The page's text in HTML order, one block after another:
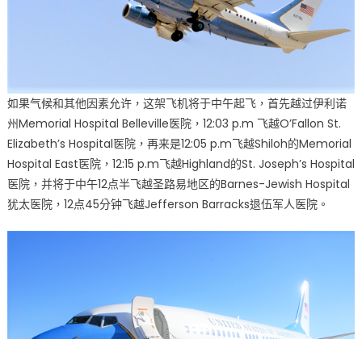
抗
疫
英
敬〉
中
如果气候和其他因素允许，这架飞机将于中午起飞，首先越过伊利诺
州Memorial Hospital Belleville医院，12:03 p.m 飞越O’Fallon St.
Elizabeth’s Hospital医院，再来是12:05 p.m飞越Shiloh的Memorial
Hospital East医院，12:15 p.m飞越Highland的St. Joseph’s Hospital
医院，并将于中午12点半飞越圣路易地区的Barnes-Jewish Hospital
犹太医院，12点45分钟飞越Jefferson Barracks退伍军人医院。